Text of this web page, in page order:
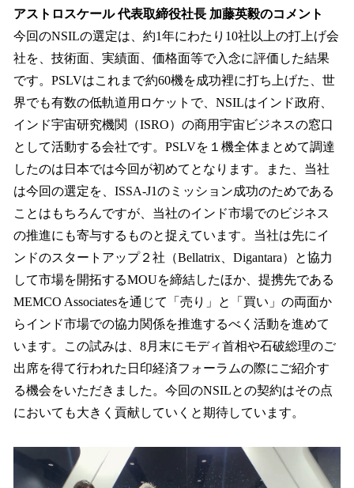
アストロスケール 代表取締役社長 加藤英毅のコメント
今回のNSILの選定は、約1年にわたり10社以上の打上げ会
社を、技術面、実績面、価格面等で入念に評価した結果
です。PSLVはこれまで約60機を成功裡に打ち上げた、世
界でも有数の低軌道用ロケットで、NSILはインド政府、
インド宇宙研究機関（ISRO）の商用宇宙ビジネスの窓口
として活動する会社です。PSLVを１機全体まとめて調達
したのは日本では今回が初めてとなります。また、当社
は今回の選定を、ISSA-J1のミッション成功のためである
ことはもちろんですが、当社のインド市場でのビジネス
の推進にも寄与するものと捉えています。当社は先にイ
ンドのスタートアップ２社（Bellatrix、Digantara）と協力
して市場を開拓するMOUを締結したほか、提携先である
MEMCO Associatesを通じて「売り」と「買い」の両面か
らインド市場での協力関係を推進するべく活動を進めて
います。この試みは、8月末にモディ首相や石破総理のご
出席を得て行われた日印経済フォーラムの際にご紹介す
る機会をいただきました。今回のNSILとの契約はその点
においても大きく貢献していくと期待しています。